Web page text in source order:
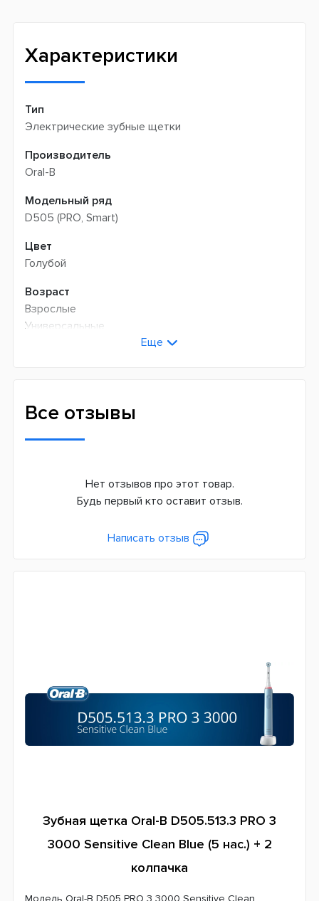
Характеристики
Тип
Электрические зубные щетки
Производитель
Oral-B
Модельный ряд
D505 (PRO, Smart)
Цвет
Голубой
Возраст
Взрослые
Универсальные
9900
Режимов чистки
Сменная насадка
Аккумулятор
Страна производитель
Германия
Еще
Все отзывы
Нет отзывов про этот товар.
Будь первый кто оставит отзыв.
Написать отзыв